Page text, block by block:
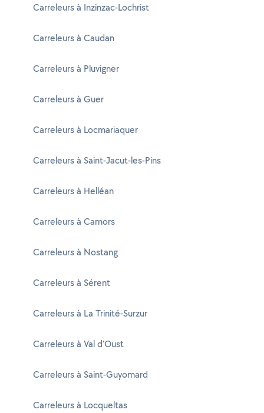
Carreleurs à Inzinzac-Lochrist
Carreleurs à Caudan
Carreleurs à Pluvigner
Carreleurs à Guer
Carreleurs à Locmariaquer
Carreleurs à Saint-Jacut-les-Pins
Carreleurs à Helléan
Carreleurs à Camors
Carreleurs à Nostang
Carreleurs à Sérent
Carreleurs à La Trinité-Surzur
Carreleurs à Val d'Oust
Carreleurs à Saint-Guyomard
Carreleurs à Locqueltas